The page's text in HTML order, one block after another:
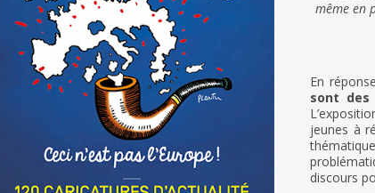
même en
En
sont
jeunes à
discours